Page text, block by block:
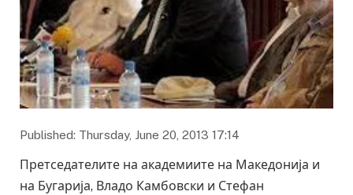
Published: Thursday, June 20, 2013 17:14
Претседателите на академиите на Македонија и
на Бугарија, Владо Камбовски и Стефан